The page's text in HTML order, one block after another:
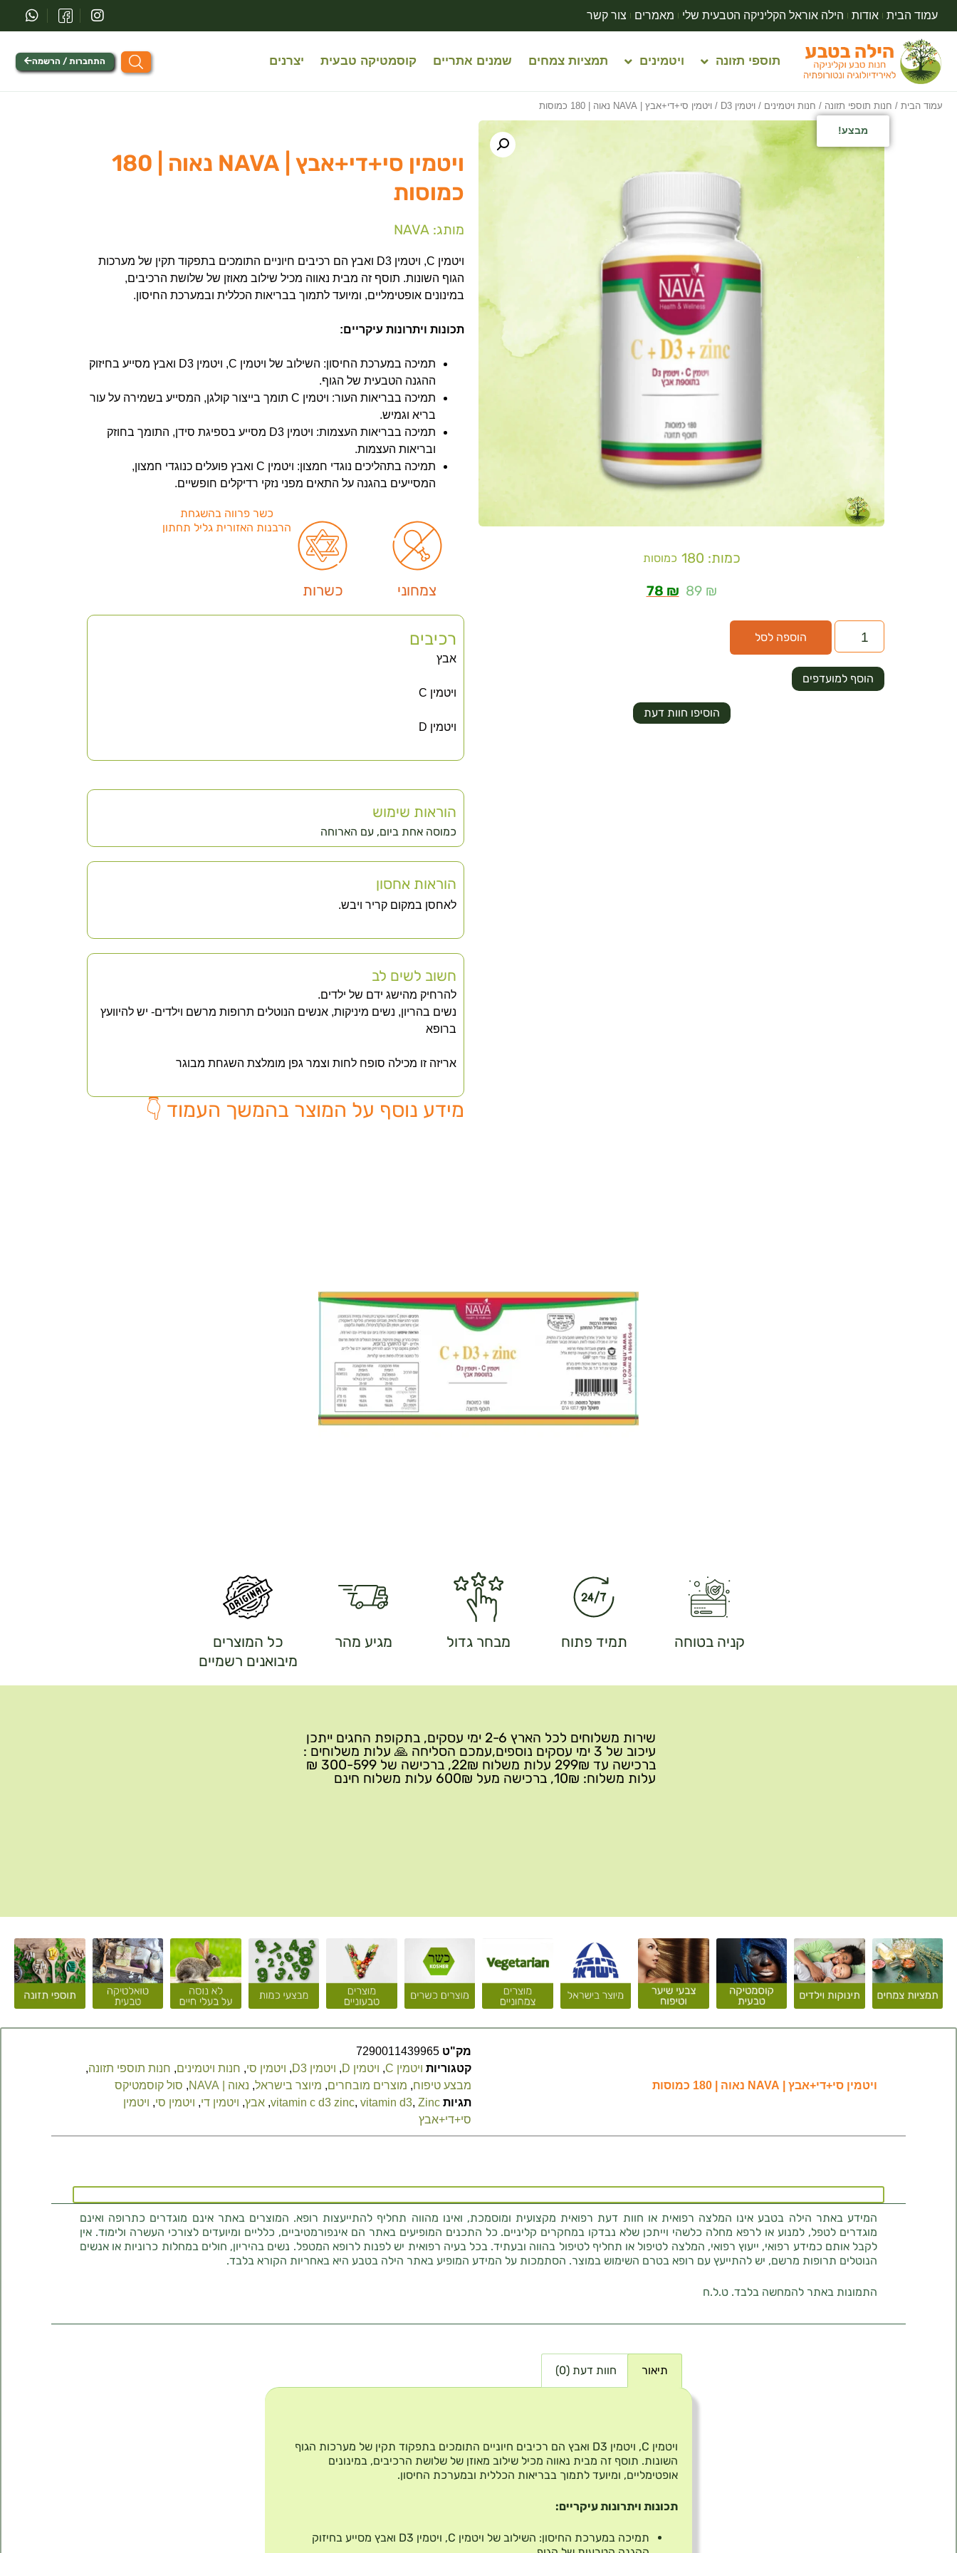
עמוד הבית אודות הילה אוראל הקליניקה הטבעית שלי מאמרים צור קשר
תוספי תזונה ויטמינים תמציות צמחים שמנים אתריים קוסמטיקה טבעית יצרנים התחברות / הרשמה
עמוד הבית / חנות תוספי תזונה / חנות ויטמינים / ויטמין D3 / ויטמין סי+די+אבץ | NAVA נאוה | 180 כמוסות
מבצע!
כמות: 180 כמוסות
89 ₪
78 ₪
הוספה לסל
הוסיפו חוות דעת
הוסף למועדפים
ויטמין סי+די+אבץ | NAVA נאוה | 180
כמוסות
מותג: NAVA
ויטמין C, ויטמין D3 ואבץ הם רכיבים חיוניים התומכים בתפקוד תקין של מערכות
הגוף השונות. תוסף זה מבית נאווה מכיל שילוב מאוזן של שלושת הרכיבים,
במינונים אופטימליים, ומיועד לתמוך בבריאות הכללית ובמערכת החיסון.
תכונות ויתרונות עיקריים:
תמיכה במערכת החיסון: השילוב של ויטמין C, ויטמין D3 ואבץ מסייע בחיזוק
ההגנה הטבעית של הגוף.
תמיכה בבריאות העור: ויטמין C תומך בייצור קולגן, המסייע בשמירה על עור
בריא וגמיש.
תמיכה בבריאות העצמות: ויטמין D3 מסייע בספיגת סידן, התומך בחוזק
ובריאות העצמות.
תמיכה בתהליכים נוגדי חמצון: ויטמין C ואבץ פועלים כנוגדי חמצון,
המסייעים בהגנה על התאים מפני נזקי רדיקלים חופשיים.
צמחוני כשרות
כשר פרווה בהשגחת
הרבנות האזורית גליל תחתון
רכיבים
אבץ
ויטמין C
ויטמין D
הוראות שימוש
כמוסה אחת ביום, עם הארוחה
הוראות אחסון
לאחסן במקום קריר ויבש.
חשוב לשים לב
להרחיק מהישג ידם של ילדים.
נשים בהריון, נשים מיניקות, אנשים הנוטלים תרופות מרשם וילדים- יש להיוועץ
ברופא
אריזה זו מכילה סופח לחות וצמר גפן מומלצת השגחת מבוגר
מידע נוסף על המוצר בהמשך העמוד 👇
קניה בטוחה תמיד פתוח מבחר גדול מגיע מהר
כל המוצרים
מיבואנים רשמיים
שירות משלוחים לכל הארץ 2-6 ימי עסקים, בתקופת החגים ייתכן
עיכוב של 3 ימי עסקים נוספים,עמכם הסליחה 🙏 עלות משלוחים :
ברכישה עד 299₪ עלות משלוח 22₪, ברכישה של 300-599 ₪
עלות משלוח: 10₪, ברכישה מעל 600₪ עלות משלוח חינם
ויטמין סי+די+אבץ | NAVA נאוה | 180 כמוסות
מק"ט 7290011439965
קטגוריות ויטמין C , ויטמין D , ויטמין D3 , ויטמין סי, חנות ויטמינים, חנות תוספי תזונה,
מבצע טיפוח, מוצרים מובחרים, מיוצר בישראל, נאוה | NAVA , סול קוסמטיקס
תגיות
vitamin c d3 zinc, vitamin d3, Zinc
, אבץ, ויטמין די, ויטמין סי, ויטמין
סי+די+אבץ
המידע באתר הילה בטבע אינו המלצה רפואית או חוות דעת רפואית מקצועית ומוסמכת, ואינו מהווה תחליף להתייעצות רופא. המוצרים באתר אינם מוגדרים כתרופה ואינם
מוגדרים לטפל, למנוע או לרפא מחלה כלשהי וייתכן שלא נבדקו במחקרים קליניים. כל התכנים המופיעים באתר הם אינפורמטיביים, כלליים ומיועדים לצורכי העשרה ולימוד. אין
לקבל אותם כמידע רפואי, ייעוץ רפואי, המלצה לטיפול או תחליף לטיפול בהווה ובעתיד. בכל בעיה רפואית יש לפנות לרופא המטפל. נשים בהיריון, חולים במחלות כרוניות או אנשים
הנוטלים תרופות מרשם, יש להתייעץ עם רופא בטרם השימוש במוצר. הסתמכות על המידע המופיע באתר הילה בטבע היא באחריות הקורא בלבד.
התמונות באתר להמחשה בלבד. ט.ל.ח
תיאור חוות דעת (0)
ויטמין C, ויטמין D3 ואבץ הם רכיבים חיוניים התומכים בתפקוד תקין של מערכות הגוף
השונות. תוסף זה מבית נאווה מכיל שילוב מאוזן של שלושת הרכיבים, במינונים
אופטימליים, ומיועד לתמוך בבריאות הכללית ובמערכת החיסון.
תכונות ויתרונות עיקריים:
תמיכה במערכת החיסון: השילוב של ויטמין C, ויטמין D3 ואבץ מסייע בחיזוק